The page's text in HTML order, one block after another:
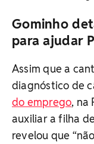
Gominho
para ajudar
Assim que a
diagnóstico de
do emprego, na
auxiliar a filha
revelou que